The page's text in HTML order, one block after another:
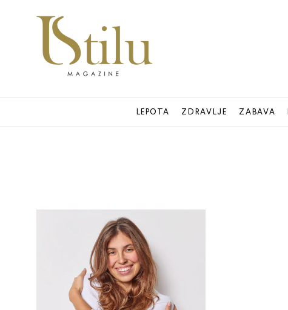
LEPOTA ZDRAVLJE ZABAVA